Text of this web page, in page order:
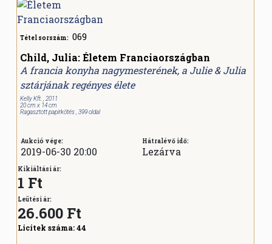
Tétel sorszám: 069
Child, Julia: Életem Franciaországban
A francia konyha nagymesterének, a Julie & Julia
sztárjának regényes élete
Kelly Kft. , 2011
20 cm x 14 cm
Ragasztott papírkötés , 399 oldal
Aukció vége:
2019-06-30 20:00
Hátralévő idő:
Lezárva
Kikiáltási ár:
1 Ft
Leütési ár:
26.600 Ft
Licitek száma:44